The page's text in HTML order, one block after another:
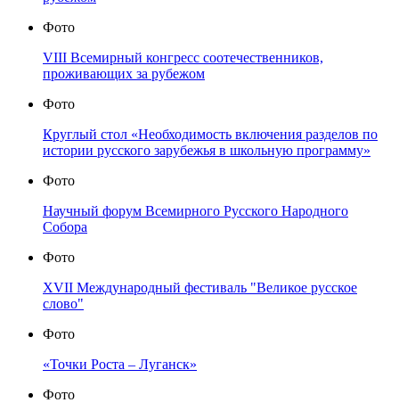
Фото
VIII Всемирный конгресс соотечественников,
проживающих за рубежом
Фото
Круглый стол «Необходимость включения разделов по
истории русского зарубежья в школьную программу»
Фото
Научный форум Всемирного Русского Народного
Собора
Фото
XVII Международный фестиваль "Великое русское
слово"
Фото
«Точки Роста – Луганск»
Фото